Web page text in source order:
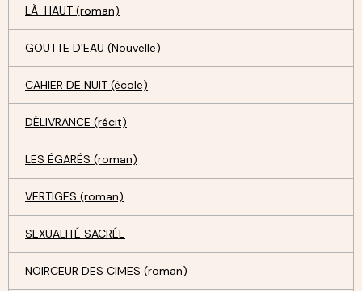
LÀ-HAUT (roman)
GOUTTE D'EAU (Nouvelle)
CAHIER DE NUIT (école)
DÉLIVRANCE (récit)
LES ÉGARÉS (roman)
VERTIGES (roman)
SEXUALITÉ SACRÉE
NOIRCEUR DES CIMES (roman)